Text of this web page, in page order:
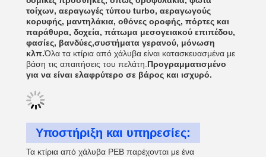
τοίχων, αεραγωγές τύπου turbo, αεραγωγούς
κορυφής, μαντηλάκια, οθόνες οροφής, πόρτες και
παράθυρα, δοχεία, πάτωμα μεσογειακού επιπέδου,
φασίες, βανδύες,συστήματα γερανού, μόνωση
κλπ.Όλα τα κτίρια από χάλυβα είναι κατασκευασμένα με
βάση τις απαιτήσεις του πελάτη. Προγραμματισμένο
για να είναι ελαφρύτερο σε βάρος και ισχυρό.
Υποστήριξη και υπηρεσίες:
Τα κτίρια από χάλυβα PEB παρέχονται με ένα